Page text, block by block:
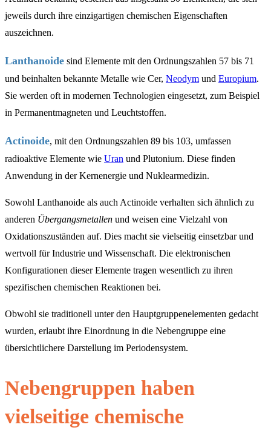
jeweils durch ihre einzigartigen chemischen Eigenschaften
auszeichnen.
Lanthanoide sind Elemente mit den Ordnungszahlen 57 bis 71
und beinhalten bekannte Metalle wie Cer, Neodym und Europium.
Sie werden oft in modernen Technologien eingesetzt, zum Beispiel
in Permanentmagneten und Leuchtstoffen.
Actinoide, mit den Ordnungszahlen 89 bis 103, umfassen
radioaktive Elemente wie Uran und Plutonium. Diese finden
Anwendung in der Kernenergie und Nuklearmedizin.
Sowohl Lanthanoide als auch Actinoide verhalten sich ähnlich zu
anderen Übergangsmetallen und weisen eine Vielzahl von
Oxidationszuständen auf. Dies macht sie vielseitig einsetzbar und
wertvoll für Industrie und Wissenschaft. Die elektronischen
Konfigurationen dieser Elemente tragen wesentlich zu ihren
spezifischen chemischen Reaktionen bei.
Obwohl sie traditionell unter den Hauptgruppenelementen gedacht
wurden, erlaubt ihre Einordnung in die Nebengruppe eine
übersichtlichere Darstellung im Periodensystem.
Nebengruppen haben
vielseitige chemische